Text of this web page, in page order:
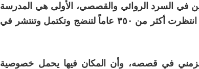
في السرد الروائي والقصصي، الأولى هي المدرسة
الكلاسيكية القديمة، وتقابلها المدرسة الحديثة التي انتظرت أكثر من ٣٥٠ عاماً لتنضج وتكتمل وتنتشر في
في قصصه، وأن المكان فيها يحمل خصوصية